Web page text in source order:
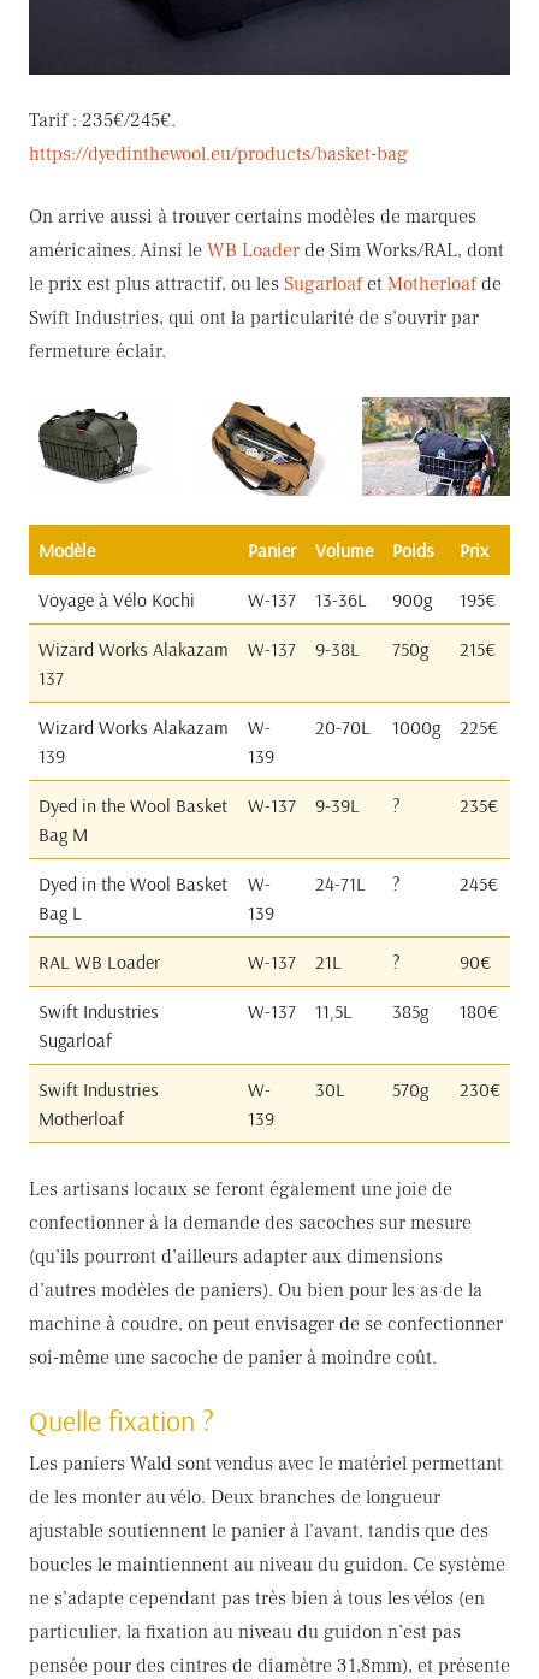
Tarif : 235€/245€.
https://dyedinthewool.eu/products/basket-bag
On arrive aussi à trouver certains modèles de marques
américaines. Ainsi le WB Loader de Sim Works/RAL, dont
le prix est plus attractif, ou les Sugarloafet Motherloafde
Swift Industries, qui ont la particularité de s’ouvrir par
fermeture éclair.
Modèle Panier Volume Poids Prix
Voyage à Vélo Kochi W-137 13-36L 900g 195€
Wizard Works Alakazam
137
W-137 9-38L 750g 215€
Wizard Works Alakazam
139
W-
139
20-70L 1000g 225€
Dyed in the Wool Basket
Bag M
W-137 9-39L ? 235€
Dyed in the Wool Basket
Bag L
W-
139
24-71L ? 245€
RAL WB Loader W-137 21L ? 90€
Swift Industries
Sugarloaf
W-137 11,5L 385g 180€
Swift Industries
Motherloaf
W-
139
30L 570g 230€
Les artisans locaux se feront également une joie de
confectionner à la demande des sacoches sur mesure
(qu’ils pourront d’ailleurs adapter aux dimensions
d’autres modèles de paniers). Ou bien pour les as de la
machine à coudre, on peut envisager de se confectionner
soi-même une sacoche de panier à moindre coût.
Quelle fixation ?
Les paniers Wald sont vendus avec le matériel permettant
de les monter au vélo. Deux branches de longueur
ajustable soutiennent le panier à l’avant, tandis que des
boucles le maintiennent au niveau du guidon. Ce système
ne s’adapte cependant pas très bien à tous les vélos (en
particulier, la fixation au niveau du guidon n’est pas
pensée pour des cintres de diamètre 31,8mm), et présente